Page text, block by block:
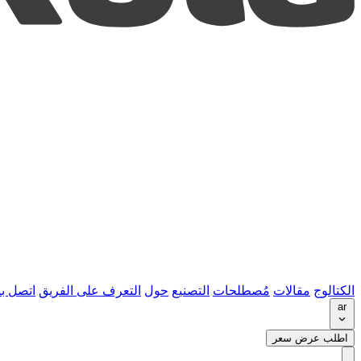
الكتالوج مقالات مُصطلحات التصنيع حول التعرف على الفريق اتصل
ar
اطلب عرض سعر